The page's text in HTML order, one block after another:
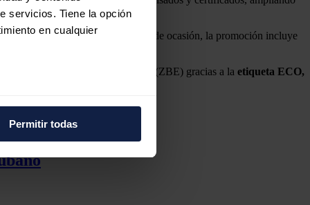
servicios. Tiene la opción
en cualquier
Permitir todas
En el caso de los vehículos de ocasión, la promoción incluye
en las Zonas de Bajas Emisiones (ZBE) gracias a la etiqueta ECO,